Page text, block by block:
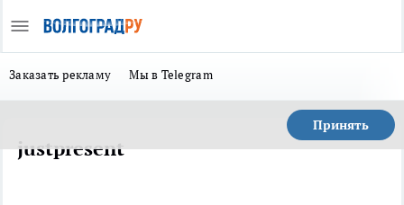
Заказать рекламу Мы в Telegram
Принять
justpresent